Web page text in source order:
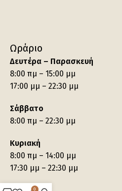
Ωράριο
Δευτέρα – Παρασκευή
8:00 πμ – 15:00 μμ
17:00 μμ – 22:30 μμ
Σάββατο
8:00 πμ – 22:30 μμ
Κυριακή
8:00 πμ – 14:00 μμ
17:30 μμ – 22:30 μμ
0